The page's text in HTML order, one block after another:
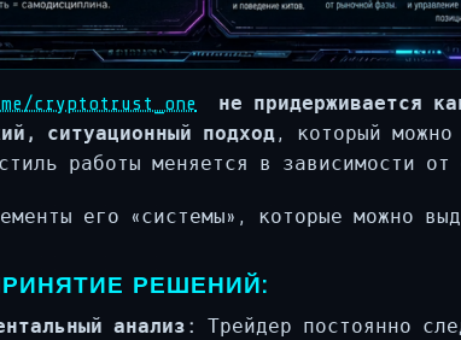
cryptotrust_one не придерживается
ситуационный подход, который можно
работы меняется в зависимости
его «системы», которые можно
РЕШЕНИЙ:
анализ:
Трейдер постоянно